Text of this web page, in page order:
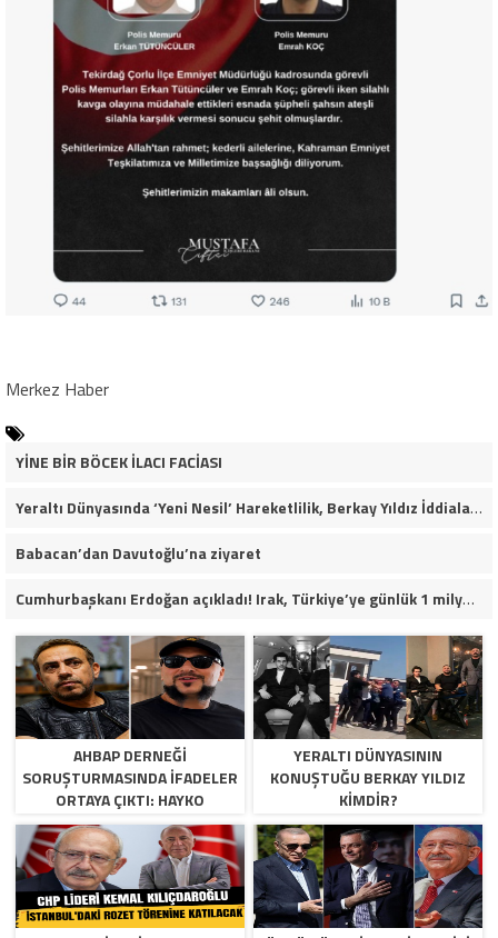
Merkez Haber
YİNE BİR BÖCEK İLACI FACİASI
Yeraltı Dünyasında ‘Yeni Nesil’ Hareketlilik, Berkay Yıldız İddiaları Soruşturma Dosyalarına Yansıdı!
Babacan’dan Davutoğlu’na ziyaret
Cumhurbaşkanı Erdoğan açıkladı! Irak, Türkiye’ye günlük 1 milyon varil petrol verecek
AHBAP DERNEĞI
SORUŞTURMASINDA İFADELER
ORTAYA ÇIKTI: HAYKO
CEPKIN’DEN DIKKAT ÇEKEN
AÇIKLAMALAR
YERALTI DÜNYASININ
KONUŞTUĞU BERKAY YILDIZ
KIMDIR?